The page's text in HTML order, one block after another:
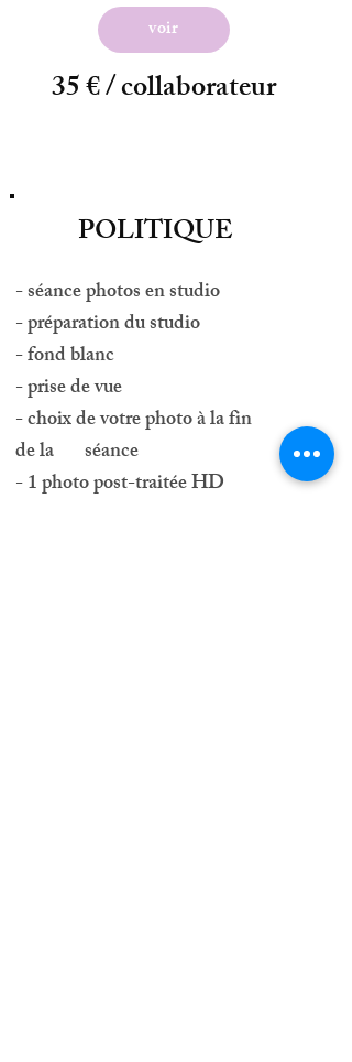
voir
35 € / collaborateur
POLITIQUE
- séance photos en studio
- préparation du studio
- fond blanc
- prise de vue
- choix de votre photo à la fin
de la séance
- 1 photo post-traitée HD